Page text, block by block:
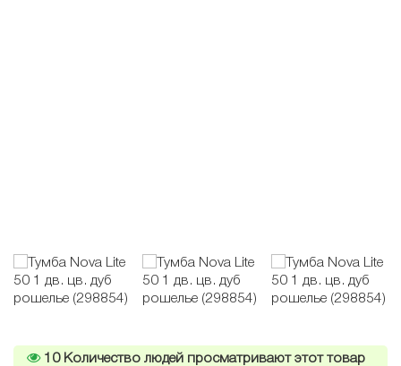
10Количество людей просматривают этот товар